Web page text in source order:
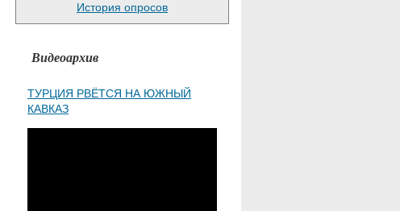
История опросов
Видеоархив
ТУРЦИЯ РВЁТСЯ НА ЮЖНЫЙ
КАВКАЗ